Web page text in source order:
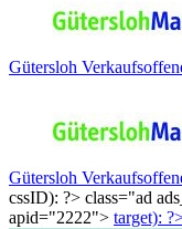
Gütersloh
Gütersloh
cssID): ?> class="ad
apid="2222"> target):